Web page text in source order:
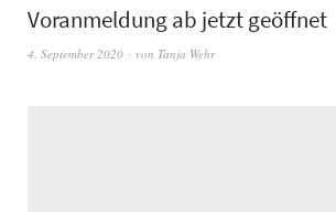
Voranmeldung ab jetzt geöffnet
4. September 2020 von Tanja Wehr